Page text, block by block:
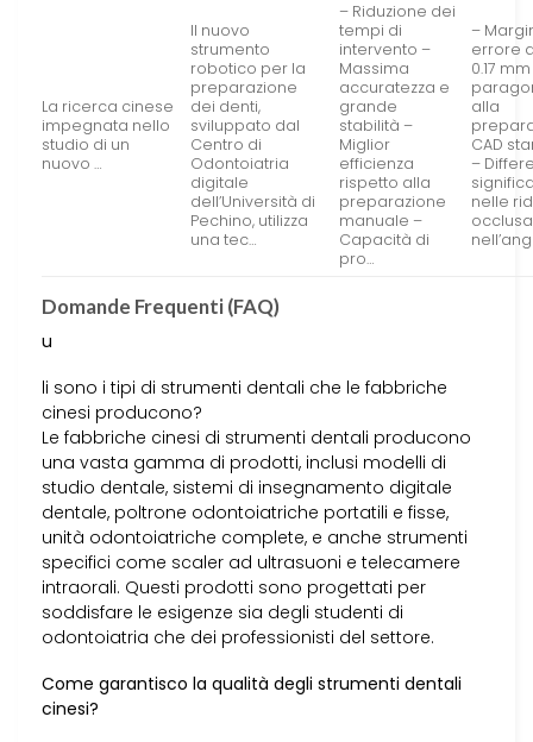
La ricerca cinese
impegnata nello
studio di un
nuovo …
Il nuovo
strumento
robotico per la
preparazione
dei denti,
sviluppato dal
Centro di
Odontoiatria
digitale
dell’Università di
Pechino, utilizza
una tec…
– Riduzione dei
tempi di
intervento –
Massima
accuratezza e
grande
stabilità –
Miglior
efficienza
rispetto alla
preparazione
manuale –
Capacità di
pro…
–
errore
0.17 mm
alla
CAD
–
nelle
Domande Frequenti (FAQ)
u
li sono i tipi di strumenti dentali che le fabbriche
cinesi producono?
Le fabbriche cinesi di strumenti dentali producono
una vasta gamma di prodotti, inclusi modelli di
studio dentale, sistemi di insegnamento digitale
dentale, poltrone odontoiatriche portatili e fisse,
unità odontoiatriche complete, e anche strumenti
specifici come scaler ad ultrasuoni e telecamere
intraorali. Questi prodotti sono progettati per
soddisfare le esigenze sia degli studenti di
odontoiatria che dei professionisti del settore.
Come garantisco la qualità degli strumenti dentali
cinesi?